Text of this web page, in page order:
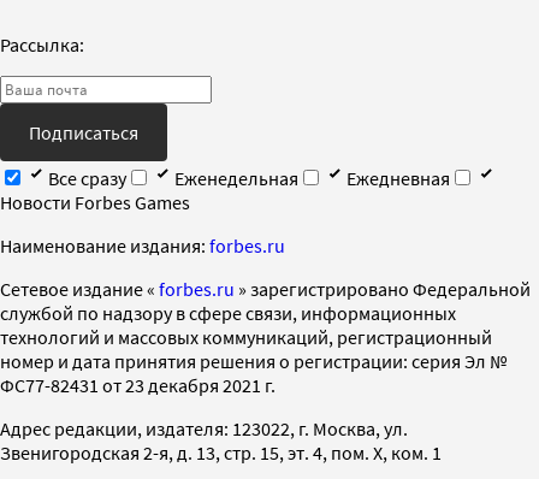
Рассылка:
Подписаться
Все сразу
Еженедельная
Ежедневная
Новости Forbes Games
Наименование издания: forbes.ru
Cетевое издание « forbes.ru » зарегистрировано Федеральной
службой по надзору в сфере связи, информационных
технологий и массовых коммуникаций, регистрационный
номер и дата принятия решения о регистрации: серия Эл №
ФС77-82431 от 23 декабря 2021 г.
Адрес редакции, издателя: 123022, г. Москва, ул.
Звенигородская 2-я, д. 13, стр. 15, эт. 4, пом. X, ком. 1